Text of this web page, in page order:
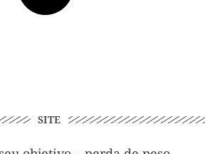
SITE